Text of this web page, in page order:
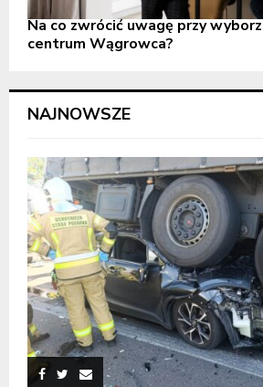
Na co zwrócić uwagę przy
centrum Wągrowca?
NAJNOWSZE